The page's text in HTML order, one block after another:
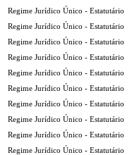
Regime Jurídico Único - Estatutário
Regime Jurídico Único - Estatutário
Regime Jurídico Único - Estatutário
Regime Jurídico Único - Estatutário
Regime Jurídico Único - Estatutário
Regime Jurídico Único - Estatutário
Regime Jurídico Único - Estatutário
Regime Jurídico Único - Estatutário
Regime Jurídico Único - Estatutário
Regime Jurídico Único - Estatutário